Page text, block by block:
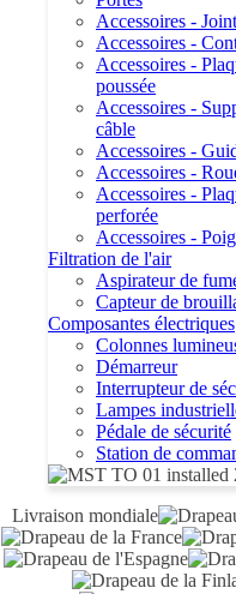
Accessoires - Joint
Accessoires -
Accessoires -
poussée
Accessoires -
câble
Accessoires -
Accessoires -
Accessoires -
perforée
Accessoires -
Filtration de l'air
Aspirateur de
Capteur de
Composantes électriques
Colonnes
Démarreur
Interrupteur de
Lampes
Pédale de sécurité
Station de
Livraison mondiale